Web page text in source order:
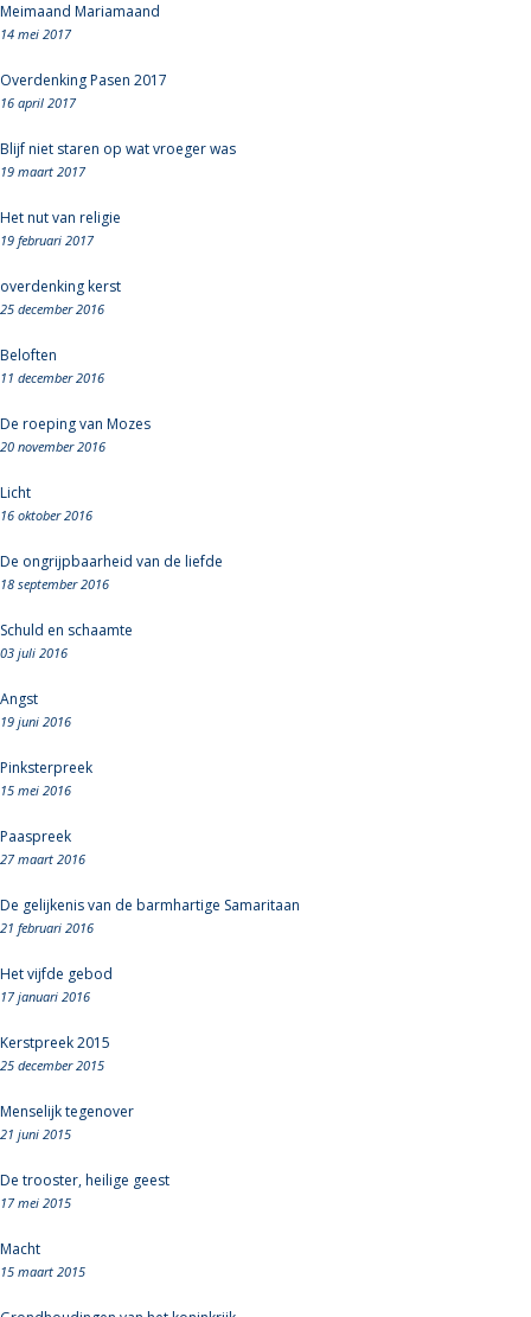
Meimaand Mariamaand
14 mei 2017
Overdenking Pasen 2017
16 april 2017
Blijf niet staren op wat vroeger was
19 maart 2017
Het nut van religie
19 februari 2017
overdenking kerst
25 december 2016
Beloften
11 december 2016
De roeping van Mozes
20 november 2016
Licht
16 oktober 2016
De ongrijpbaarheid van de liefde
18 september 2016
Schuld en schaamte
03 juli 2016
Angst
19 juni 2016
Pinksterpreek
15 mei 2016
Paaspreek
27 maart 2016
De gelijkenis van de barmhartige Samaritaan
21 februari 2016
Het vijfde gebod
17 januari 2016
Kerstpreek 2015
25 december 2015
Menselijk tegenover
21 juni 2015
De trooster, heilige geest
17 mei 2015
Macht
15 maart 2015